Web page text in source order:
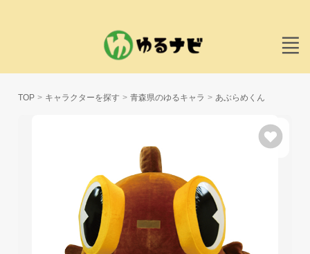
TOP キャラクターを探す 青森県のゆるキャラ あぶらめくん